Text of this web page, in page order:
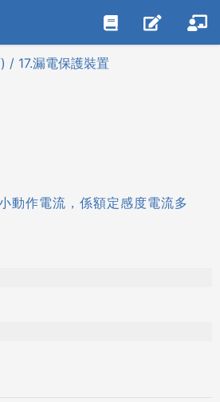
17.漏電保護裝置
動作電流，係額定感度電流多